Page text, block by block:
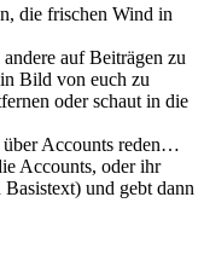
die frischen Wind in
auf Beiträgen zu
Bild von euch zu
oder schaut in die
über Accounts reden…
Accounts, oder ihr
und gebt dann